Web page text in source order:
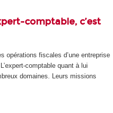
comptable, c’est
opérations fiscales d’une entreprise
comptable quant à lui
domaines. Leurs missions